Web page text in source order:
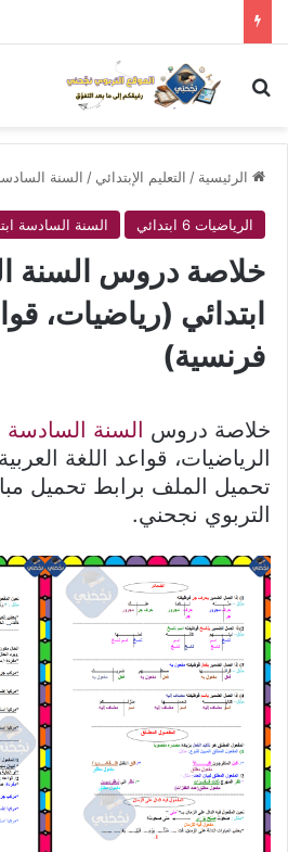
بحث عن
الرئيسية / التعليم الإبتدائي / السنة
الرياضيات 6 ابتدائي السنة السادسة
خلاصة دروس السنة
ابتدائي (رياضيات،
فرنسية)
خلاصة دروس السنة السادسة
الرياضيات، قواعد اللغة
تحميل الملف برابط تحميل
التربوي نجحني.